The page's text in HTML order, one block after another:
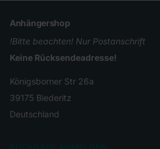
Anhängershop
!Bitte beachten! Nur Postanschrift
Keine Rücksendeadresse!
Königsborner Str 26a
39175 Biederitz
Deutschland